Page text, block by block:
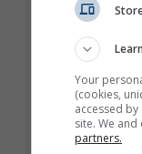
Your
(cookies,
accessed
site. We
partners.